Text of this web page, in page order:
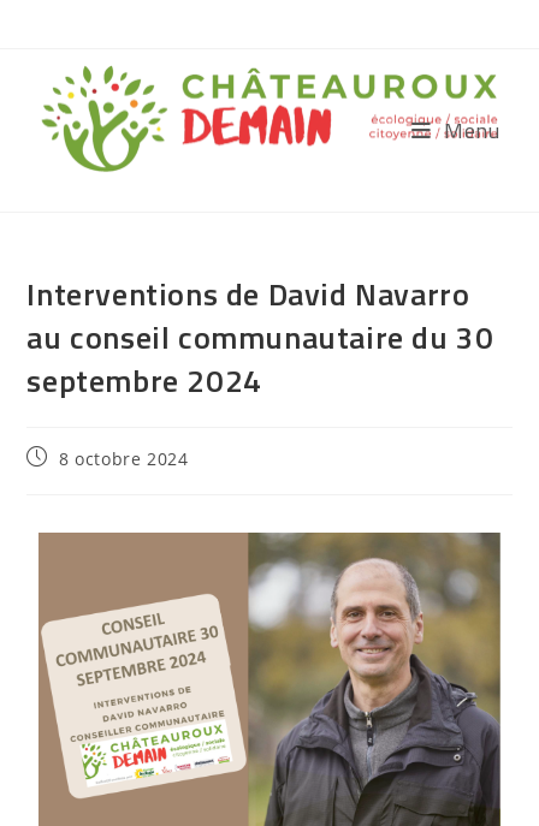
Menu
Interventions de David Navarro
au conseil communautaire du 30
septembre 2024
8 octobre 2024